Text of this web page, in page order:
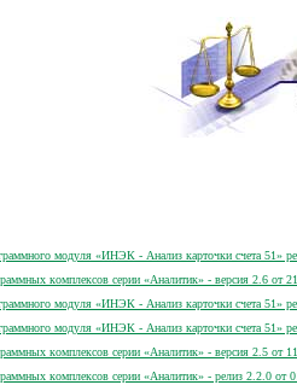
модуля «ИНЭК - Анализ карточки счета 51»
комплексов серии «Аналитик» - версия 2.6 от
модуля «ИНЭК - Анализ карточки счета 51»
модуля «ИНЭК - Анализ карточки счета 51»
комплексов серии «Аналитик» - версия 2.5 от
комплексов серии «Аналитик» - релиз 2.2.0 от